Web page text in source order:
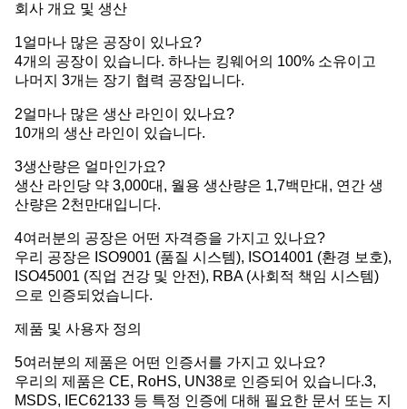
회사 개요 및 생산
1얼마나 많은 공장이 있나요?
4개의 공장이 있습니다. 하나는 킹웨어의 100% 소유이고
나머지 3개는 장기 협력 공장입니다.
2얼마나 많은 생산 라인이 있나요?
10개의 생산 라인이 있습니다.
3생산량은 얼마인가요?
생산 라인당 약 3,000대, 월용 생산량은 1,7백만대, 연간 생
산량은 2천만대입니다.
4여러분의 공장은 어떤 자격증을 가지고 있나요?
우리 공장은 ISO9001 (품질 시스템), ISO14001 (환경 보호),
ISO45001 (직업 건강 및 안전), RBA (사회적 책임 시스템)
으로 인증되었습니다.
제품 및 사용자 정의
5여러분의 제품은 어떤 인증서를 가지고 있나요?
우리의 제품은 CE, RoHS, UN38로 인증되어 있습니다.3,
MSDS, IEC62133 등 특정 인증에 대해 필요한 문서 또는 지